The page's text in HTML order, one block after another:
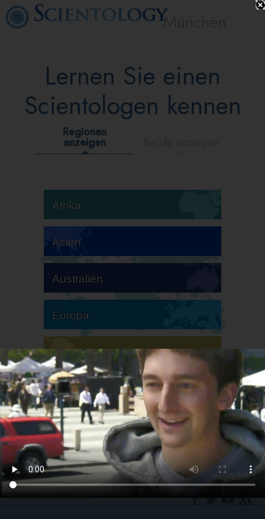
München
Lernen Sie einen
Scientologen kennen
Regionen
anzeigen
Afrika
Asien
Australien
Europa
Südamerika
Nordamerika